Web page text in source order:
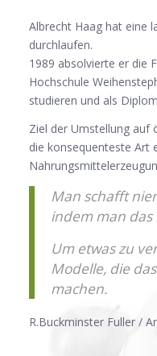
Albrecht Haag hat eine
durchlaufen.
1989 absolvierte er die
Hochschule
studieren und als
Ziel der Umstellung auf
die konsequenteste Art
Man schafft
indem man
Um etwas zu
Modelle, die
machen.
R.Buckminster Fuller /